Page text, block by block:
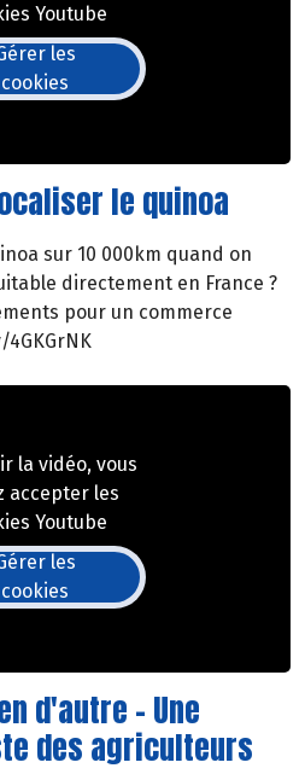
Youtube
les
cookies
le quinoa
sur 10 000km quand on
directement en France ?
pour un commerce
la vidéo, vous
accepter les
Youtube
les
cookies
d'autre - Une
des agriculteurs